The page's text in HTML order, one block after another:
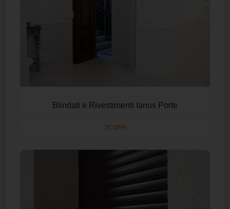
Blindati e Rivestimenti Ianus Porte
SCOPRI